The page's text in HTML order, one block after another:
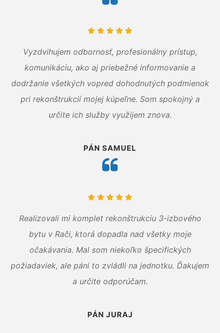
Vyzdvihujem odbornosť, profesionálny prístup,
komunikáciu, ako aj priebežné informovanie a
dodržanie všetkých vopred dohodnutých podmienok
pri rekonštrukcií mojej kúpeľne. Som spokojný a
určite ich služby využijem znova.
PÁN SAMUEL
Realizovali mi komplet rekonštrukciu 3-izbového
bytu v Rači, ktorá dopadla nad všetky moje
očakávania. Mal som niekoľko špecifických
požiadaviek, ale páni to zvládli na jednotku. Ďakujem
a určite odporúčam.
PÁN JURAJ